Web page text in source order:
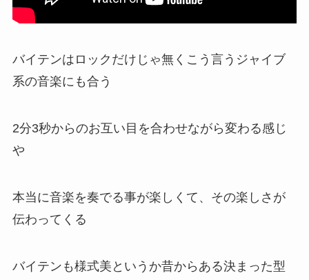
バイテンはロックだけじゃ無くこう言うジャイブ
系の音楽にも合う
2分3秒からのお互い目を合わせながら変わる感じ
や
本当に音楽を奏でる事が楽しくて、その楽しさが
伝わってくる
バイテンも様式美というか昔からある決まった型